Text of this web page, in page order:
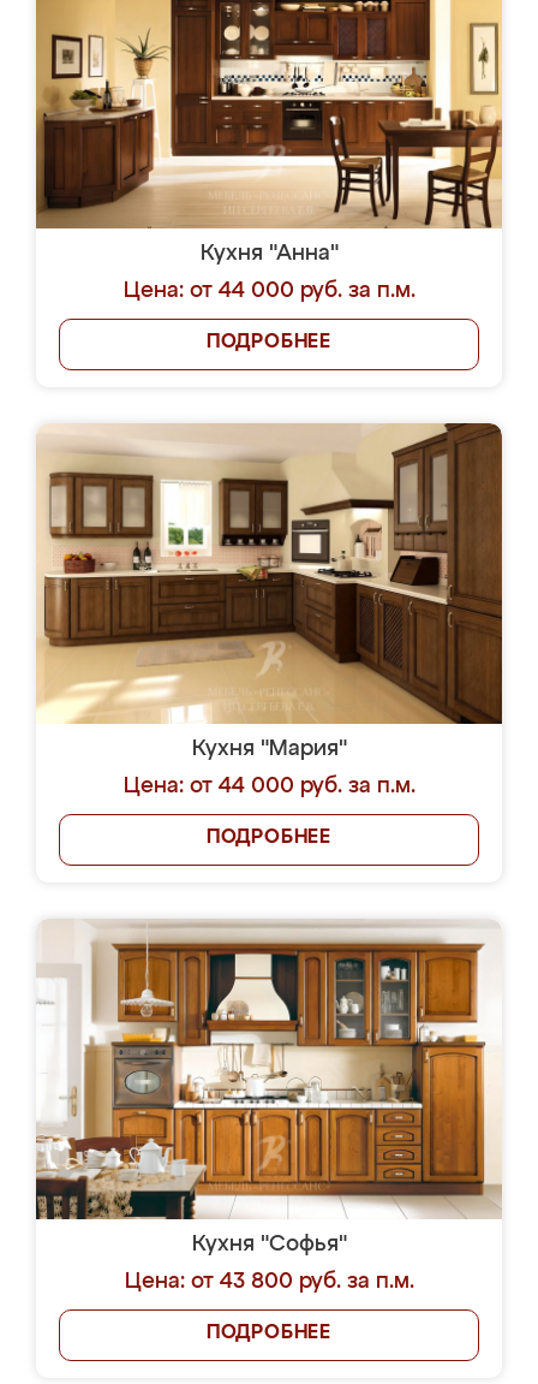
Кухня "Анна"
Цена: от 44 000 руб. за п.м.
ПОДРОБНЕЕ
Кухня "Мария"
Цена: от 44 000 руб. за п.м.
ПОДРОБНЕЕ
Кухня "Софья"
Цена: от 43 800 руб. за п.м.
ПОДРОБНЕЕ